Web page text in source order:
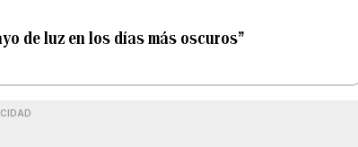
de luz en los días más oscuros”